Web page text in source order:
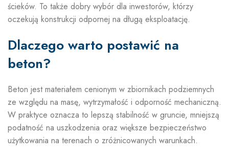
ścieków. To także dobry wybór dla inwestorów, którzy
oczekują konstrukcji odpornej na długą eksploatację.
Dlaczego warto postawić na
beton?
Beton jest materiałem cenionym w zbiornikach podziemnych
ze względu na masę, wytrzymałość i odporność mechaniczną.
W praktyce oznacza to lepszą stabilność w gruncie, mniejszą
podatność na uszkodzenia oraz większe bezpieczeństwo
użytkowania na terenach o zróżnicowanych warunkach.